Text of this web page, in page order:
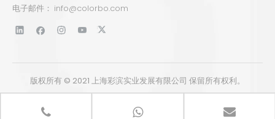
电子邮件： info@colorbo.com
版权所有 © 2021 上海彩滨实业发展有限公司 保留所有权利。